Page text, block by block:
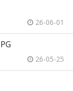
26-06-01
26-05-25